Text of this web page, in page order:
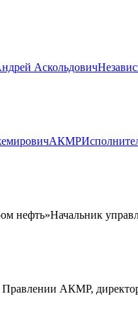
Аскольдович
АКМР
нефть»Начальник
Правлении АКМР,